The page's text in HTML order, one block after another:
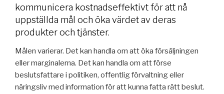
kommunicera kostnadseffektivt för att nå
uppställda mål och öka värdet av deras
produkter och tjänster.
Målen varierar. Det kan handla om att öka försäljningen
eller marginalerna. Det kan handla om att förse
beslutsfattare i politiken, offentlig förvaltning eller
näringsliv med information för att kunna fatta rätt beslut.